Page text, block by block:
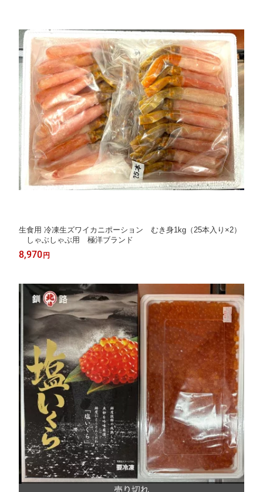
生食用 冷凍生ズワイカニポーション むき身1kg（25本入り×2）
しゃぶしゃぶ用 極洋ブランド
8,970 円